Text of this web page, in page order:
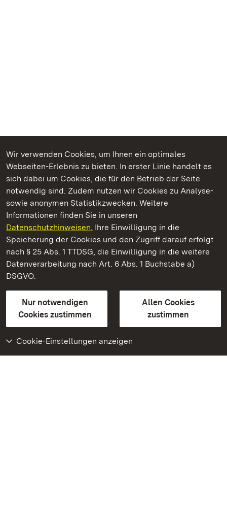
Wir verwenden Cookies, um Ihnen ein optimales
Webseiten-Erlebnis zu bieten. In erster Linie handelt es
sich dabei um Cookies, die für den Betrieb der Seite
notwendig sind. Zudem nutzen wir Cookies zu Analyse-
sowie anonymen Statistikzwecken. Weitere
Informationen finden Sie in unseren
Datenschutzhinweisen. Ihre Einwilligung in die
Speicherung der Cookies und den Zugriff darauf erfolgt
nach § 25 Abs. 1 TTDSG, die Einwilligung in die weitere
Datenverarbeitung nach Art. 6 Abs. 1 Buchstabe a)
DSGVO.
Nur notwendigen
Cookies zustimmen
Allen Cookies
zustimmen
Cookie-Einstellungen anzeigen
Kommen. Staunen. Genießen.
Staatliche Schlösser und Gärten Baden‑Württemberg
Staatliche Schlösser und Gärten Baden-Württemberg
Kontakt
GebärdenspracheLeichte Sprache
Erklärung zur Barrierefreiheit
BITV-konform (geprüfte Seiten)
Weiteres